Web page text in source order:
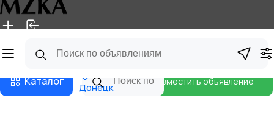
Главная Магазины
Каталог Донецк
Разместить объявление